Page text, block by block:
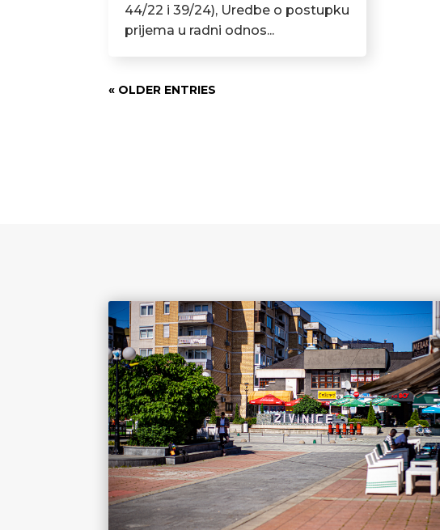
44/22 i 39/24), Uredbe o postupku
prijema u radni odnos...
« OLDER ENTRIES